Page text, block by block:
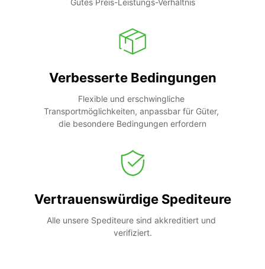
Verbesserte Bedingungen
Flexible und erschwingliche
Transportmöglichkeiten, anpassbar für Güter,
die besondere Bedingungen erfordern
Vertrauenswürdige Spediteure
Alle unsere Spediteure sind akkreditiert und
verifiziert.